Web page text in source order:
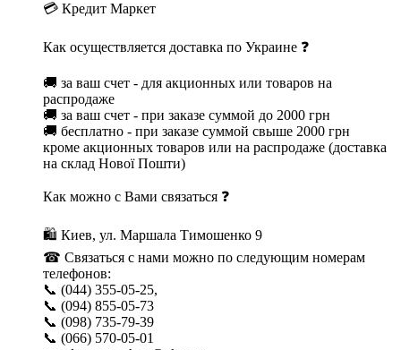
💳 Кредит Маркет
Как осуществляется доставка по Украине ❓
🚚 за ваш счет - для акционных или товаров на
распродаже
🚚 за ваш счет - при заказе суммой до 2000 грн
🚚 бесплатно - при заказе суммой свыше 2000 грн
кроме акционных товаров или на распродаже (доставка
на склад Нової Пошти)
Как можно с Вами связаться ❓
🛍 Киев, ул. Маршала Тимошенко 9
☎ Связаться с нами можно по следующим номерам
телефонов:
📞 (044) 355-05-25,
📞 (094) 855-05-73
📞 (098) 735-79-39
📞 (066) 570-05-01